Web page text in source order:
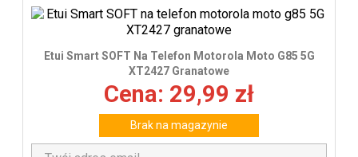
Etui Smart SOFT Na Telefon Motorola Moto G85 5G
XT2427 Granatowe
Cena: 29,99 zł
Brak na magazynie